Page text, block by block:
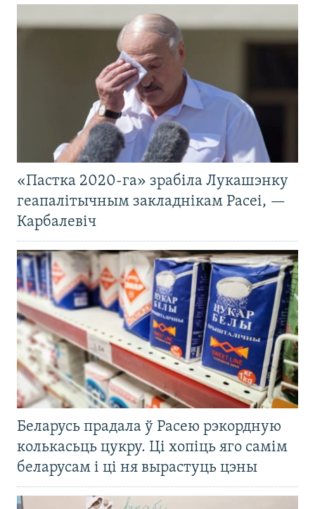
«Пастка 2020-га» зрабіла Лукашэнку
геапалітычным закладнікам Расеі, —
Карбалевіч
Беларусь прадала ў Расею рэкордную
колькасьць цукру. Ці хопіць яго самім
беларусам і ці ня вырастуць цэны